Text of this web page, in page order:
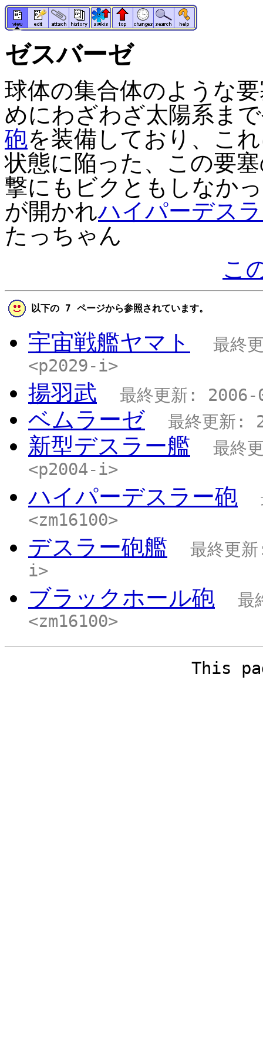
ゼスバーゼ
球体の集合体のような
めにわざわざ太陽系ま
砲を装備しており、こ
状態に陥った、この要
撃にもビクともしなか
が開かれハイパーデス
たっちゃん
こ
以下の 7 ページから参照されています。
宇宙戦艦ヤマト 最終
<p2029-i>
揚羽武
最終更新:
ベムラーゼ 最終更新:
新型デスラー艦 最終
<p2004-i>
ハイパーデスラー砲
<zm16100>
デスラー砲艦
最終更
i>
ブラックホール砲
最
<zm16100>
This